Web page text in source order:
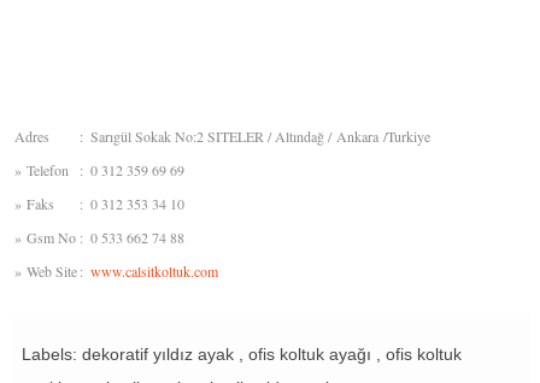
Adres : Sarıgül Sokak No:2 SITELER / Altındağ / Ankara /Turkiye
» Telefon : 0 312 359 69 69
» Faks : 0 312 353 34 10
» Gsm No : 0 533 662 74 88
» Web Site: www.calsitkoltuk.com
Labels: dekoratif yıldız ayak , ofis koltuk ayağı , ofis koltuk